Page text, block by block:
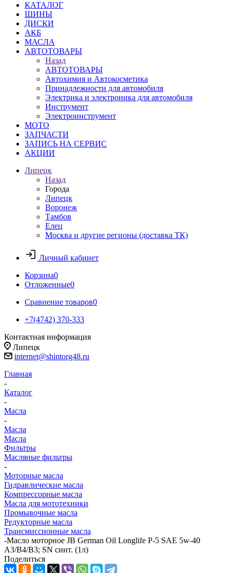
КАТАЛОГ
ШИНЫ
ДИСКИ
АКБ
МАСЛА
АВТОТОВАРЫ
Назад
АВТОТОВАРЫ
Автохимия и Автокосметика
Принадлежности для автомобиля
Электрика и электроника для автомобиля
Инструмент
Электроинструмент
МОТО
ЗАПЧАСТИ
ЗАПИСЬ НА СЕРВИС
АКЦИИ
Липецк
Назад
Города
Липецк
Воронеж
Тамбов
Елец
Москва и другие регионы (доставка ТК)
Личный кабинет
Корзина0
Отложенные0
Сравнение товаров0
+7(4742) 370-333
Контактная информация
Липецк
internet@shintorg48.ru
Главная
-
Каталог
-
Масла
-
Масла
Масла
Фильтры
Масляные фильтры
-
Моторные масла
Гидравлические масла
Компрессорные масла
Масла для мототехники
Промывочные масла
Редукторные масла
Трансмиссионные масла
-Масло моторное JB German Oil Longlife P-5 SAE 5w-40
A3/B4/B3; SN синт. (1л)
Поделиться